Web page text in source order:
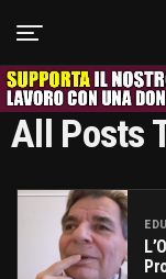
All Posts